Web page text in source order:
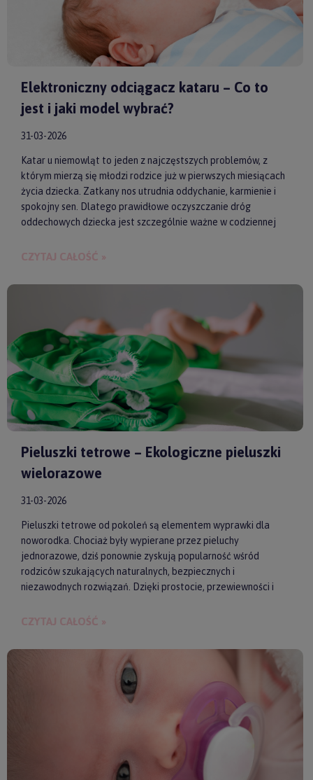
Elektroniczny odciągacz kataru – Co to
jest i jaki model wybrać?
31-03-2026
Katar u niemowląt to jeden z najczęstszych problemów, z
którym mierzą się młodzi rodzice już w pierwszych miesiącach
życia dziecka. Zatkany nos utrudnia oddychanie, karmienie i
spokojny sen. Dlatego prawidłowe oczyszczanie dróg
oddechowych dziecka jest szczególnie ważne w codziennej
skutecznych akcesoriów wspierających realizację tego
szybko i delikatnie usunąć zalegającą wydzielinę.
CZYTAJ CAŁOŚĆ »
Pieluszki tetrowe – Ekologiczne pieluszki
wielorazowe
31-03-2026
Pieluszki tetrowe od pokoleń są elementem wyprawki dla
noworodka. Chociaż były wypierane przez pieluchy
jednorazowe, dziś ponownie zyskują popularność wśród
rodziców szukających naturalnych, bezpiecznych i
niezawodnych rozwiązań. Dzięki prostocie, przewiewności i
przyjazne dla skóry niemowlęcia. Gwarantują też ekologiczne
CZYTAJ CAŁOŚĆ »